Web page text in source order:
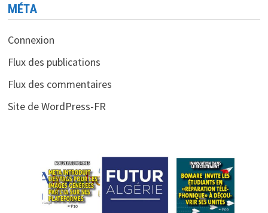
MÉTA
Connexion
Flux des publications
Flux des commentaires
Site de WordPress-FR